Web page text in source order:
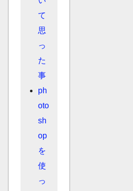
て
思
っ
た
事
ph
oto
sh
op
を
使
っ